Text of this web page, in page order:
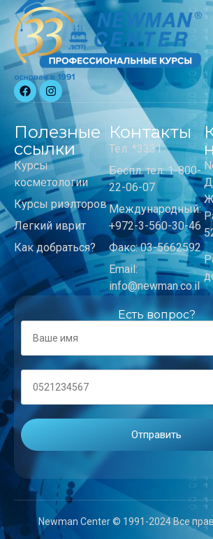
Полезные
ссылки
Курсы
косметологии
Курсы риэлторов
Легкий иврит
Как добраться?
Контакты
Тел: *3331
Беспл. тел: 1-800-
22-06-07
Международный:
+972-3-560-30-46
Факс: 03-5662592
Email:
info@newman.co.il
Есть вопрос?
Newman Center © 1991-2024 Все